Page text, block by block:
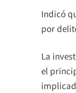
Indicó
por
La
el